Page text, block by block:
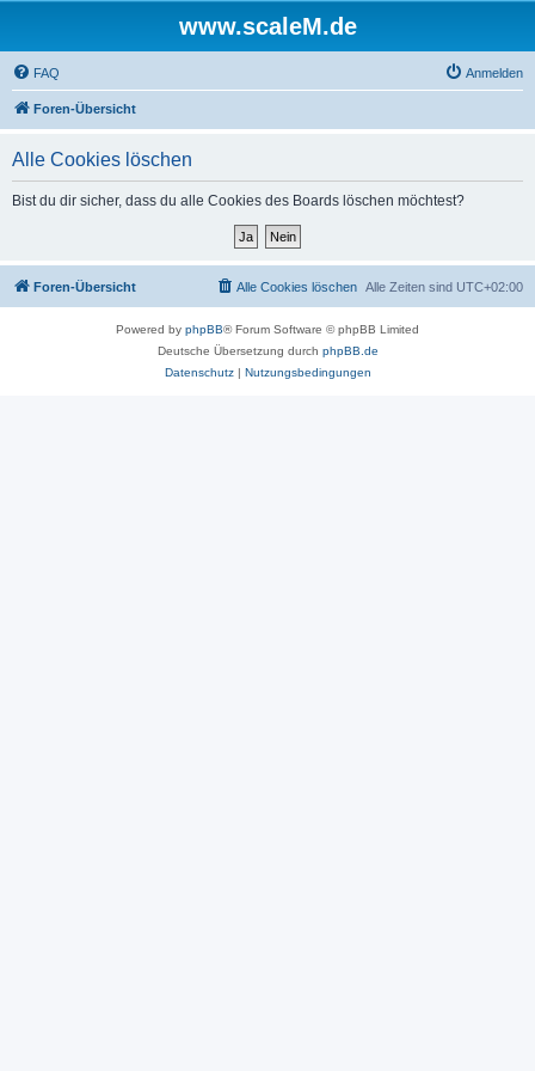
www.scaleM.de
FAQ Anmelden
Foren-Übersicht
Alle Cookies löschen
Bist du dir sicher, dass du alle Cookies des Boards löschen möchtest?
Foren-Übersicht Alle Zeiten sind UTC+02:00
Alle Cookies löschen
Powered by phpBB® Forum Software © phpBB Limited
Deutsche Übersetzung durch phpBB.de
Datenschutz| Nutzungsbedingungen